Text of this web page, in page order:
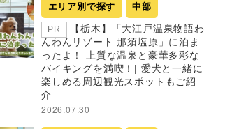
エリア別で探す 中部
PR
【栃木】「大江戸温泉物語わ
んわんリゾート 那須塩原」に泊ま
ったよ！ 上質な温泉と豪華多彩な
バイキングを満喫！| 愛犬と一緒に
楽しめる周辺観光スポットもご紹
介
2026.07.30